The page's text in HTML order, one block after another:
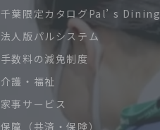
千葉限定カタログPal’ s Dining
法人版パルシステム
手数料の減免制度
介護・福祉
家事サービス
保障（共済・保険）